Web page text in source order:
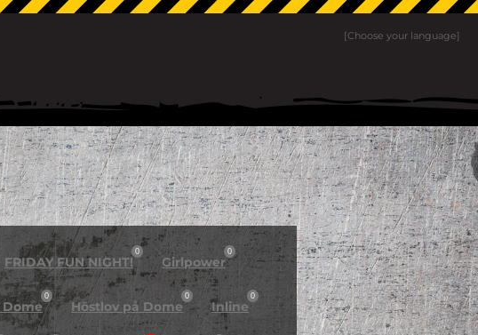
[Choose your language]
FRIDAY FUN NIGHT!
0
Girlpower
0
Dome
0
Höstlov på Dome
0
Inline
0